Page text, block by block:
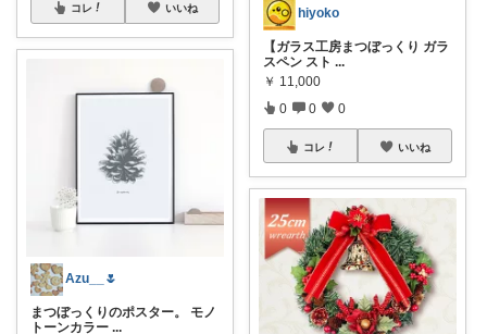
コレ いいね
Azu__🌷
まつぼっくりのポスター。 モノ
トーンカラー ...
hiyoko
【ガラス工房まつぼっくり ガラ
スペン スト ...
￥ 11,000
0 0 0
コレ いいね